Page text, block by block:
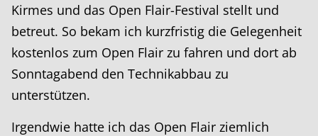
Kirmes und das Open Flair-Festival stellt und
betreut. So bekam ich kurzfristig die Gelegenheit
kostenlos zum Open Flair zu fahren und dort ab
Sonntagabend den Technikabbau zu
unterstützen.
Irgendwie hatte ich das Open Flair ziemlich